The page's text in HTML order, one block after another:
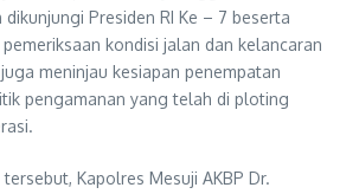
Presiden RI Ke – 7 beserta
kondisi jalan dan kelancaran
meninjau kesiapan penempatan
pengamanan yang telah di ploting
Kapolres Mesuji AKBP Dr.